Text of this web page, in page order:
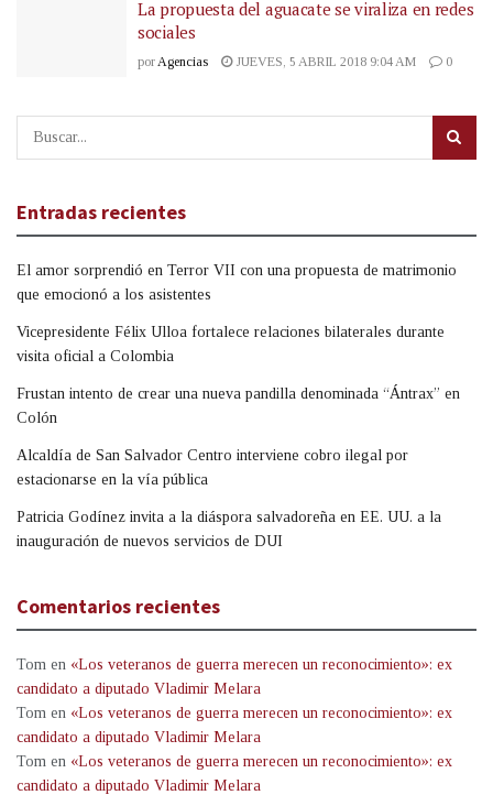
La propuesta del aguacate se viraliza en redes
sociales
porAgencias JUEVES, 5 ABRIL 2018 9:04 AM 0
Entradas recientes
El amor sorprendió en Terror VII con una propuesta de matrimonio
que emocionó a los asistentes
Vicepresidente Félix Ulloa fortalece relaciones bilaterales durante
visita oficial a Colombia
Frustan intento de crear una nueva pandilla denominada “Ántrax” en
Colón
Alcaldía de San Salvador Centro interviene cobro ilegal por
estacionarse en la vía pública
Patricia Godínez invita a la diáspora salvadoreña en EE. UU. a la
inauguración de nuevos servicios de DUI
Comentarios recientes
Tom en «Los veteranos de guerra merecen un reconocimiento»: ex
candidato a diputado Vladimir Melara
Tom en «Los veteranos de guerra merecen un reconocimiento»: ex
candidato a diputado Vladimir Melara
Tom en «Los veteranos de guerra merecen un reconocimiento»: ex
candidato a diputado Vladimir Melara